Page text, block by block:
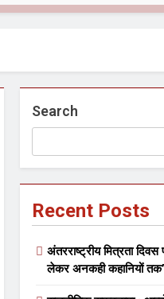
Search
Recent Posts
अंतरराष्ट्रीय मित्रता
लेकर अनकही कहानियों